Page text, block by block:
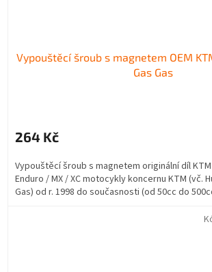
Vypouštěcí šroub s magnetem OEM
Gas Gas
264 Kč
Vypouštěcí šroub s magnetem originální díl
Enduro / MX / XC motocykly koncernu KTM (vč.
Gas) od r. 1998 do současnosti (od 50cc do